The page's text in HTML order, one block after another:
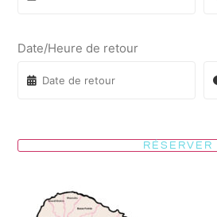
Date/Heure de retour
RÉSERVER